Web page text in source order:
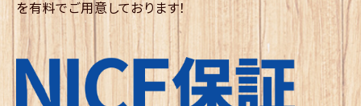
を有料でご用意しております！